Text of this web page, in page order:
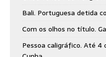
Bali. Portuguesa detida
Com os olhos no título.
Pessoa caligráfico. Até 4